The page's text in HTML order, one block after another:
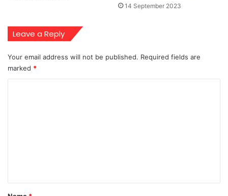
14 September 2023
Leave a Reply
Your email address will not be published. Required fields are
marked *
*